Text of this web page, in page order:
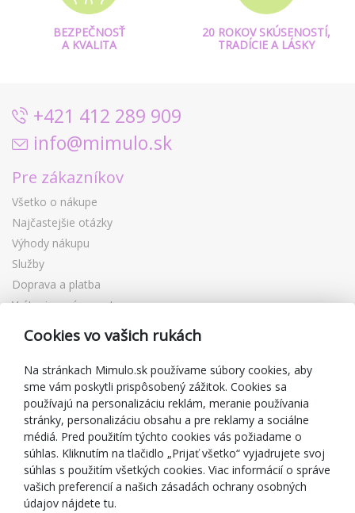
BEZPEČNOSŤ
A KVALITA
20 ROKOV SKÚSENOSTÍ,
TRADÍCIE A LÁSKY
+421 412 289 909
info@mimulo.sk
Pre zákazníkov
Všetko o nákupe
Najčastejšie otázky
Výhody nákupu
Služby
Doprava a platba
Vrátenie a výmena tovaru
Darčekové poukážky
Zľavové kupóny
Blog
O predajcovi
Mimulo.sk
Obchodné podmienky
Ochrana osobných údajov GDPR
Kontakty
Cookies vo vašich rukách
Na stránkach Mimulo.sk používame súbory cookies, aby
sme vám poskytli prispôsobený zážitok. Cookies sa
používajú na personalizáciu reklám, meranie používania
stránky, personalizáciu obsahu a pre reklamy a sociálne
médiá. Pred použitím týchto cookies vás požiadame o
súhlas. Kliknutím na tlačidlo „Prijať všetko“ vyjadrujete svoj
súhlas s použitím všetkých cookies. Viac informácií o správe
vašich preferencií a našich zásadách ochrany osobných
údajov nájdete tu.